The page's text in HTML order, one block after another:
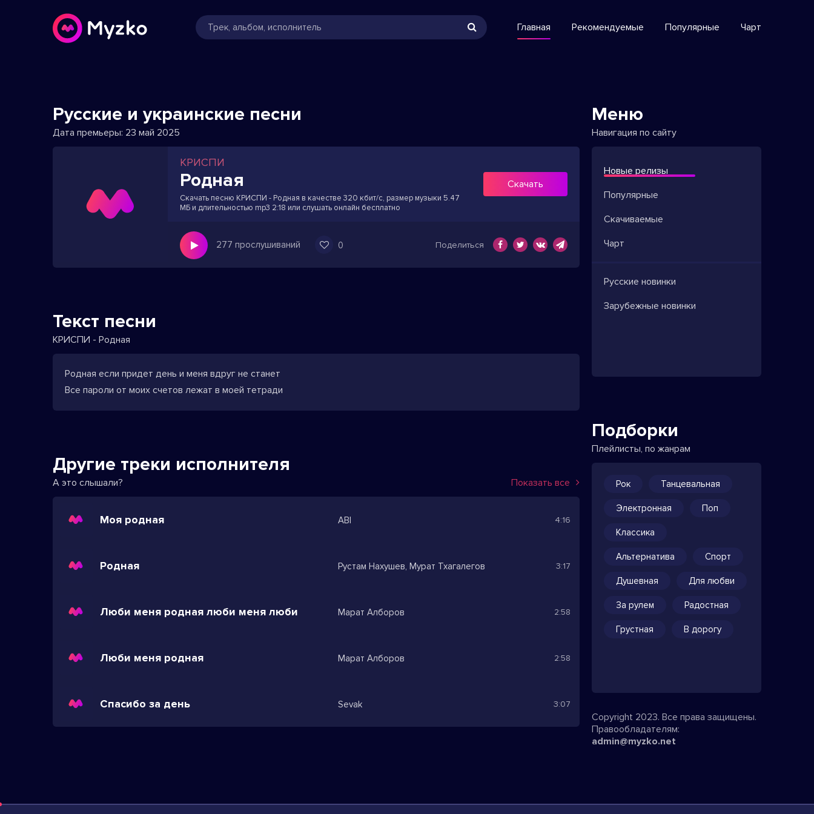
Главная Рекомендуемые Популярные Чарт
Русские и украинские песни
Дата премьеры: 23 май 2025
КРИСПИ
Родная
Скачать песню КРИСПИ - Родная в качестве 320 кбит/с, размер музыки 5.47
МБ и длительностью mp3 2:18 или слушать онлайн бесплатно
Скачать
277 прослушиваний 0 Поделиться
Текст песни
КРИСПИ - Родная
Родная если придет день и меня вдруг не станет
Все пароли от моих счетов лежат в моей тетради
Другие треки исполнителя
А это слышали? Показать все
Моя родная ABI 4:16
Родная Рустам Нахушев, Мурат Тхагалегов 3:17
Люби меня родная люби меня люби Марат Алборов 2:58
Люби меня родная Марат Алборов 2:58
Спасибо за день Sevak 3:07
Меню
Навигация по сайту
Новые релизы
Популярные
Скачиваемые
Чарт
Русские новинки
Зарубежные новинки
Подборки
Плейлисты, по жанрам
Рок Танцевальная
Электронная Поп
Классика
Альтернатива Спорт
Душевная Для любви
За рулем Радостная
Грустная В дорогу
Copyright 2023. Все права защищены.
Правообладателям:
admin@myzko.net